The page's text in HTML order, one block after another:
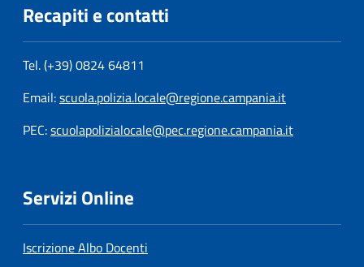
Recapiti e contatti
Tel. (+39) 0824 64811
Email:scuola.polizia.locale@regione.campania.it
PEC:scuolapolizialocale@pec.regione.campania.it
Servizi Online
Iscrizione Albo Docenti